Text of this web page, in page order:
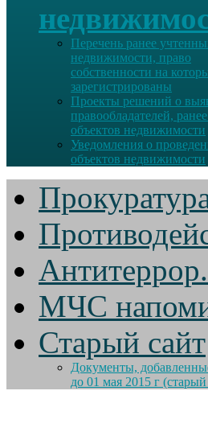
Перечень ранее
недвижимости, право
собственности на
зарегистрированы
Проекты решений о
правообладателей,
объектов недвижимости
Уведомления о
объектов недвижимости
МЧС
Старый сайт
Документы,
до 01 мая 2015 г